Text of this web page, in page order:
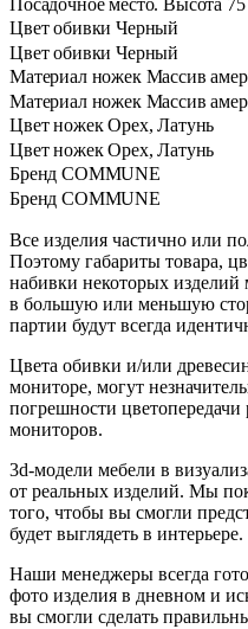
Посадочное место. Высота
Цвет обивки Черный
Цвет обивки Черный
Материал ножек Массив
Материал ножек Массив
Цвет ножек Орех, Латунь
Цвет ножек Орех, Латунь
Бренд COMMUNE
Бренд COMMUNE
Все изделия частично или
Поэтому габариты товара,
набивки некоторых изделий
в большую или меньшую
партии будут всегда
Цвета обивки и/или
мониторе, могут
погрешности
мониторов.
3d-модели мебели в
от реальных изделий. Мы
того, чтобы вы смогли
будет выглядеть в интерьере.
Наши менеджеры всегда
фото изделия в дневном и
вы смогли сделать